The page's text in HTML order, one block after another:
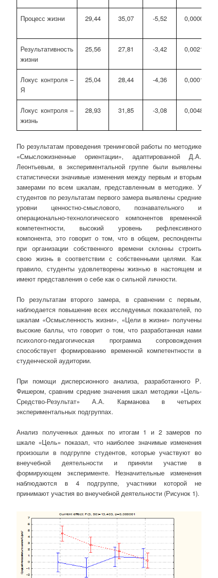
Процесс жизни 29,44 35,07 -5,52 0,000009
Результативность
жизни
25,56 27,81 -3,42 0,002102
Локус контроля –
Я
25,04 28,44 -4,36 0,000181
Локус контроля –
жизнь
28,93 31,85 -3,08 0,004852
По результатам проведения тренинговой работы по методике
«Смысложизненные ориентации», адаптированной Д.А.
Леонтьевым, в экспериментальной группе были выявлены
статистически значимые изменения между первым и вторым
замерами по всем шкалам, представленным в методике. У
студентов по результатам первого замера выявлены средние
уровни ценностно-смыслового, познавательного и
операционально-технологического компонентов временной
компетентности, высокий уровень рефлексивного
компонента, это говорит о том, что в общем, респонденты
при организации собственного времени склонны строить
свою жизнь в соответствии с собственными целями. Как
правило, студенты удовлетворены жизнью в настоящем и
имеют представления о себе как о сильной личности.
По результатам второго замера, в сравнении с первым,
наблюдается повышение всех исследуемых показателей, по
шкалам «Осмысленность жизни», «Цели в жизни» получены
высокие баллы, что говорит о том, что разработанная нами
психолого-педагогическая программа сопровождения
способствует формированию временной компетентности в
студенческой аудитории.
При помощи дисперсионного анализа, разработанного Р.
Фишером, сравним средние значения шкал методики «Цель-
Средство-Результат» А.А. Карманова в четырех
экспериментальных подгруппах.
Анализ полученных данных по итогам 1 и 2 замеров по
шкале «Цель» показал, что наиболее значимые изменения
произошли в подгруппе студентов, которые участвуют во
внеучебной деятельности и приняли участие в
формирующем эксперименте. Незначительные изменения
наблюдаются в 4 подгруппе, участники которой не
принимают участия во внеучебной деятельности (Рисунок 1).